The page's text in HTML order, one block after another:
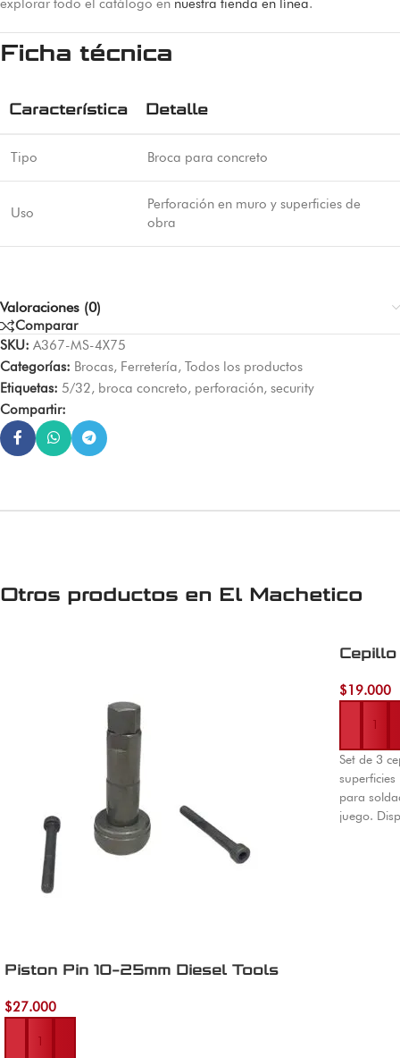
Ficha técnica
Característica Detalle
Tipo Broca para concreto
Uso
Perforación en muro y superficies de
obra
Valoraciones (0)
Comparar
SKU: A367-MS-4X75
Categorías: Brocas, Ferretería, Todos los productos
Etiquetas: 5/32, broca concreto, perforación, security
Compartir:
Otros productos en El Machetico
Piston Pin 10-25mm Diesel Tools
$27.000
Añadir al carrito
$19.000
Añadir al
Set de 3
para
juego.